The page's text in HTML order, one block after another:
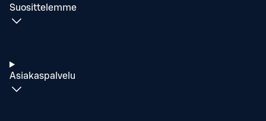
Suosittelemme
Asiakaspalvelu